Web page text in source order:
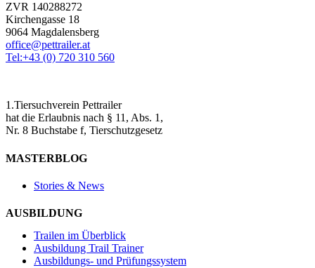
ZVR 140288272
Kirchengasse 18
9064 Magdalensberg
office@pettrailer.at
Tel:+43 (0) 720 310 560
1.Tiersuchverein Pettrailer
hat die Erlaubnis nach § 11, Abs. 1,
Nr. 8 Buchstabe f, Tierschutzgesetz
MASTERBLOG
Stories & News
AUSBILDUNG
Trailen im Überblick
Ausbildung Trail Trainer
Ausbildungs- und Prüfungssystem